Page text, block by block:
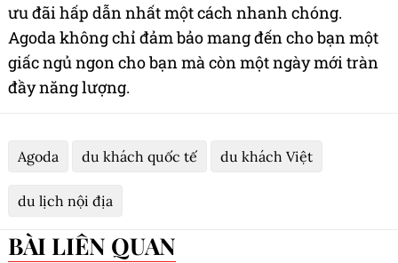
ưu đãi hấp dẫn nhất một cách nhanh chóng.
Agoda không chỉ đảm bảo mang đến cho bạn một
giấc ngủ ngon cho bạn mà còn một ngày mới tràn
đầy năng lượng.
Agoda du khách quốc tế du khách Việt
du lịch nội địa
BÀI LIÊN QUAN